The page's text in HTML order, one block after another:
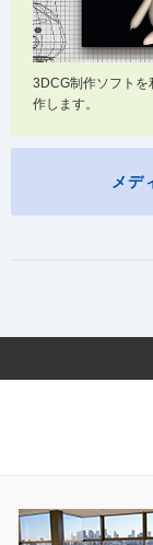
3DCG制作ソフトを
作します。
メデ